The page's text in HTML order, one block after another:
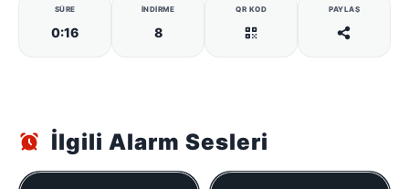
SÜRE
0:16
İNDIRME
8
QR KOD PAYLAŞ
İlgili Alarm Sesleri